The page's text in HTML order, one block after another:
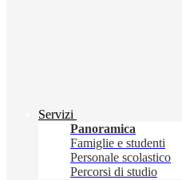
Servizi
Panoramica
Famiglie e studenti
Personale scolastico
Percorsi di studio